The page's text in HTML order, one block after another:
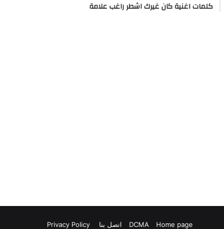
كلمات اغنية كان غيرك اشطر راغب علامة
Home page
DCMA اتصل بنا Privacy Policy